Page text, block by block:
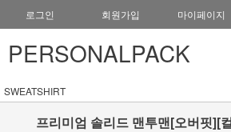
로그인 회원가입 마이페이지
PERSONALPACK
SWEATSHIRT
프리미엄 솔리드 맨투맨[오버핏][